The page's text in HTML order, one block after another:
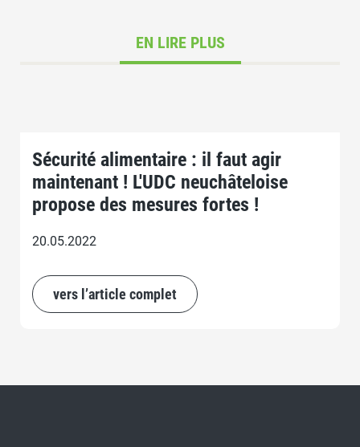
EN LIRE PLUS
Sécurité alimentaire : il faut agir
maintenant ! L'UDC neuchâteloise
propose des mesures fortes !
20.05.2022
vers l’article complet